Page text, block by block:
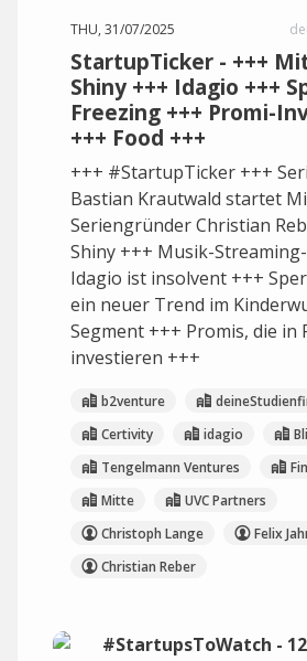
THU, 31/07/2025
StartupTicker - +++
Shiny +++ Idagio +++
Freezing +++ Promi-
+++ Food +++
+++ #StartupTicker +++
Bastian Krautwald startet
Seriengründer Christian
Shiny +++ Musik-
Idagio ist insolvent +++
ein neuer Trend im
Segment +++ Promis, die in
investieren +++
b2venture
Certivity
idagio
Tengelmann Ventures
Mitte
UVC Partners
Christoph Lange
Felix
Christian Reber